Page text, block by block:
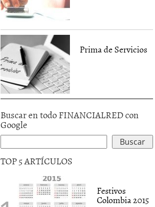
Prima de Servicios
Buscar en todo FINANCIALRED con
Google
TOP 5 ARTÍCULOS
Festivos
Colombia 2015